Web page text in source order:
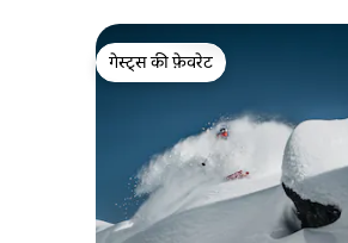
गेस्ट्स की फ़ेवरेट
गेस्ट्स की फ़ेवरेट